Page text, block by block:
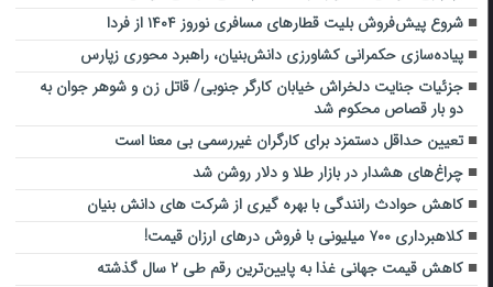
شروع پیش‌فروش بلیت قطارهای مسافری نوروز ۱۴۰۴ از فردا
پیاده‌سازی حکمرانی کشاورزی دانش‌بنیان، راهبرد محوری زپارس
جزئیات جنایت دلخراش خیابان کارگر جنوبی/ قاتل زن و شوهر جوان به
دو بار قصاص محکوم شد
تعیین حداقل دستمزد برای کارگران غیررسمی بی معنا است
چراغ‌های هشدار در بازار طلا و دلار روشن شد
کاهش حوادث رانندگی با بهره گیری از شرکت های دانش بنیان
کلاهبرداری ۷۰۰ میلیونی با فروش درهای ارزان قیمت!
کاهش قیمت جهانی غذا به پایین‌ترین رقم طی ۲ سال گذشته